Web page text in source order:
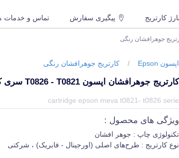
کارتریج پیگیری سفارش تماس و خدمات
جوهرافشان رنگی
اپسون Epson / کارتریج جوهرافشان رنگی
کارتریج جوهرافشان اپسون T0826 - T0821 سری کامل
cartridge epson meva t0821- t0826 serie
ویژگی های محصول :
تکنولوژی چاپ : جوهر افشان
نوع کارتریج : طرح‌های اصلی (اورجینال - فابریک) ، شرکتی